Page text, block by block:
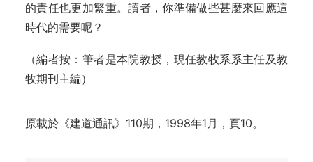
的責任也更加繁重。讀者，你準備做些甚麼來回應這
時代的需要呢？
（編者按：筆者是本院教授，現任教牧系系主任及教
牧期刊主編）
原載於《建道通訊》110期，1998年1月，頁10。